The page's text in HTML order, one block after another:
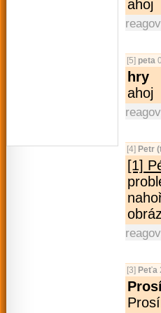
ahoj
[5] peta
hry
ahoj
[4] Petr
[1]
[3] Peťa